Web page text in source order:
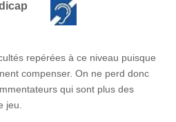
repérées à ce niveau puisque
compenser. On ne perd donc
qui sont plus des
jeu.